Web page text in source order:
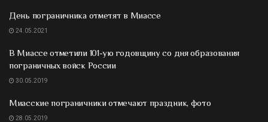
День пограничника отметят в Миассе
24.05.2021
В Миассе отметили 101-ую годовщину со дня образования
пограничных войск России
30.05.2019
Миасские пограничники отмечают праздник, фото
28.05.2019